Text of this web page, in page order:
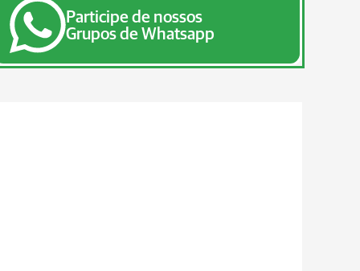
Participe de nossos
Grupos de Whatsapp